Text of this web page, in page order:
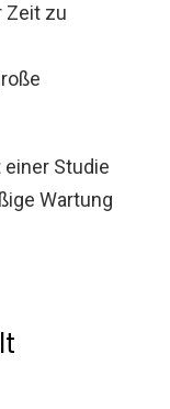
Zeit zu
Studie
Wartung